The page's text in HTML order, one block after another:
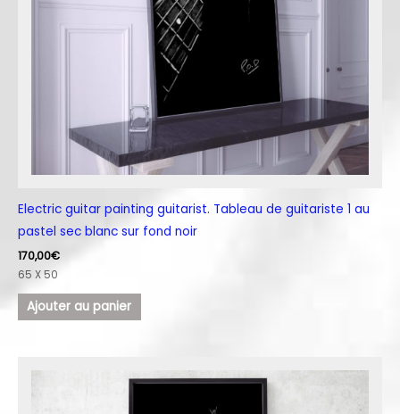
Electric guitar painting guitarist. Tableau de guitariste 1 au
pastel sec blanc sur fond noir
170,00€
65 X 50
Ajouter au panier